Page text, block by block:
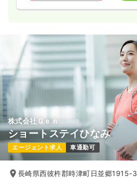
株式会社Ｇｅｎ
ショートステイひなみ
エージェント求人 車通勤可
長崎県西彼杵郡時津町日並郷1915-3